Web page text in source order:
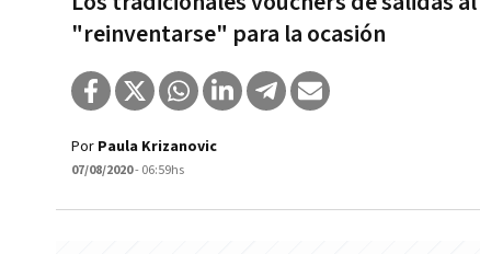
"reinventarse" para la ocasión
Por Paula Krizanovic
07/08/2020- 06:59hs